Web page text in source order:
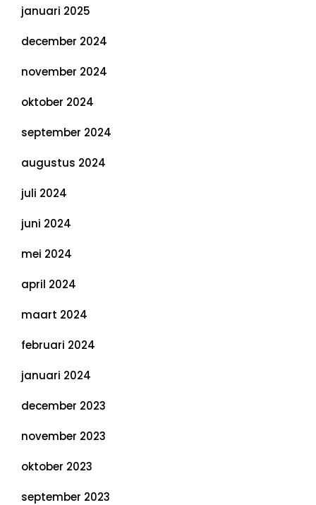
januari 2025
december 2024
november 2024
oktober 2024
september 2024
augustus 2024
juli 2024
juni 2024
mei 2024
april 2024
maart 2024
februari 2024
januari 2024
december 2023
november 2023
oktober 2023
september 2023